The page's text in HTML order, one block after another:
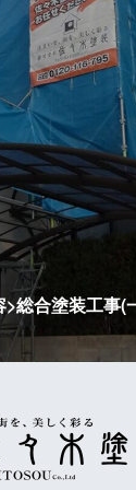
>総合塗装工事